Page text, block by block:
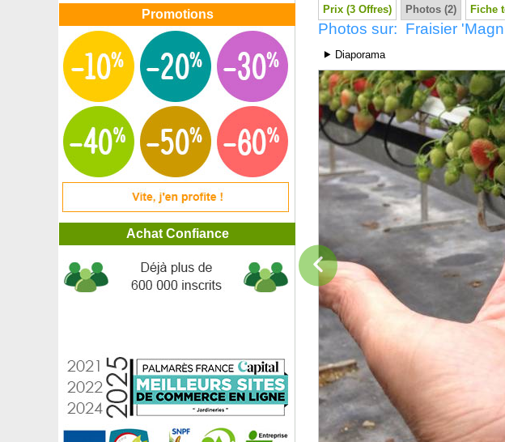
Promotions
Achat Confiance
Févier à 3 épines inermis, Févier d'Amérique
Ficus benjamina 'Danielle'
Ficus 'Golden King'
Ficus sabre
Figuier 'Brown Turkey'
Figuier 'De Marseille'
Figuier 'Goutte d'or'
Figuier 'Ice Crystal'
Figuier nain autofertile
Figuier 'Noire de Bellone'
Figuier 'Noire de Caromb'
Figuier 'Violette de Sollies'
Filaire à feuilles étroites
Filao, Pin australien
Forsythia intermedia
Forsythia rampant
Fougère Dryopteris erythrosora
Fougère Polypode commun
Fragon petit houx
Fraisier 'Anablanca'
Fraisier 'Charlotte'
Prix (3 Offres) Photos (2) Fiche
Photos sur: Fraisier
⯈ Diaporama